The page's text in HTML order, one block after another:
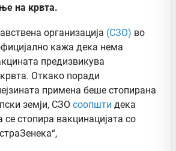
на крвта.
организација (СЗО) во
кажа дека нема
предизвикува
Откако поради
примена беше стопирана
земји, СЗО соопшти дека
стопира вакцинацијата со